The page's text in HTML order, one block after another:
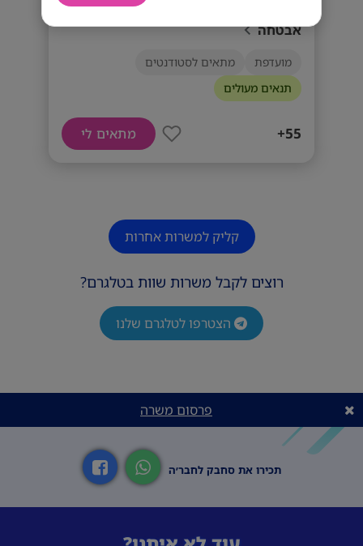
יחידת אלון מגייסת סטודנטים לתפקידי
אבטחה
מועדפת
מתאים לסטודנטים
תנאים מעולים
55+ מתאים לי
קליק למשרות אחרות
רוצים לקבל משרות שוות בטלגרם?
הצטרפו לטלגרם שלנו
פרסום משרה
תכירו את סחבק לחבר׳ה